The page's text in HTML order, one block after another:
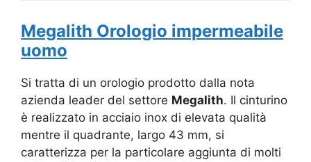
Megalith Orologio impermeabile
uomo
Si tratta di un orologio prodotto dalla nota
azienda leader del settore Megalith. Il cinturino
è realizzato in acciaio inox di elevata qualità
mentre il quadrante, largo 43 mm, si
caratterizza per la particolare aggiunta di molti